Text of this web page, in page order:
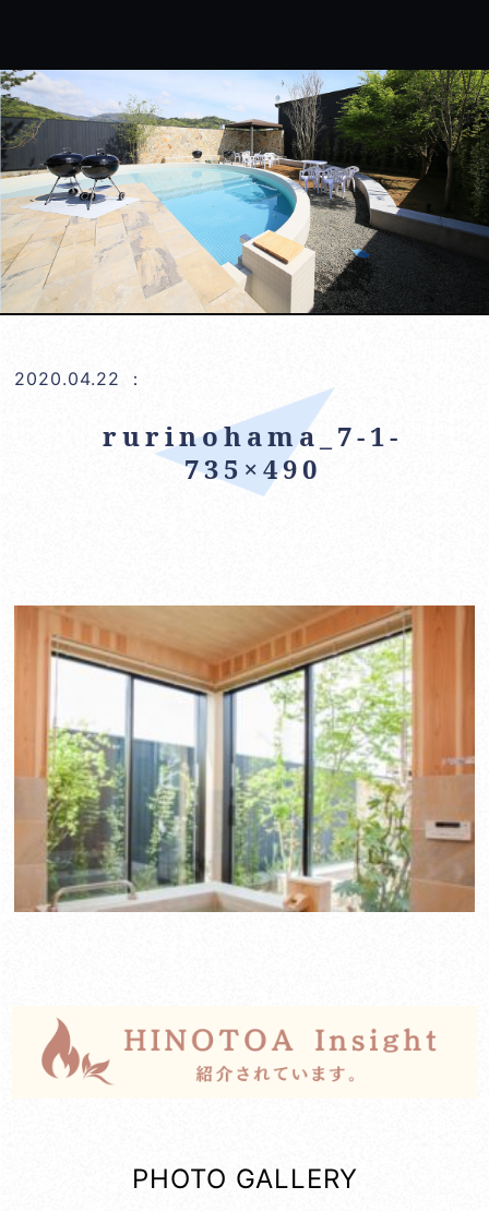
2020.04.22 ：
rurinohama_7-1-
735×490
PHOTO GALLERY